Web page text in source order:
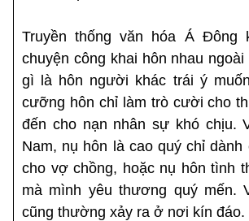
Truyền thống văn hóa Á Đông
chuyện công khai hôn nhau
gì là hôn người khác trái ý
cưỡng hôn chỉ làm trò cười cho
đến cho nạn nhân sự khó chịu.
Nam, nụ hôn là cao quý chỉ dành
cho vợ chồng, hoặc nụ hôn tình
mà mình yêu thương quý mến.
cũng thường xảy ra ở nơi kín đáo.